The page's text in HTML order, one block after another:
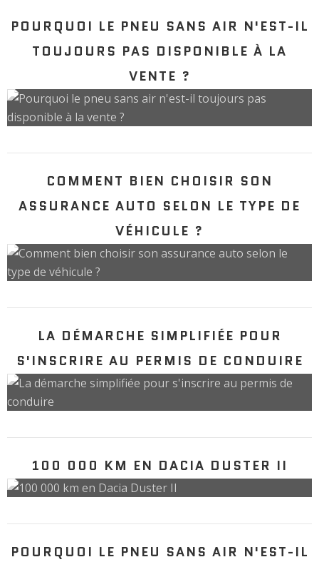
POURQUOI LE PNEU SANS AIR N'EST-IL
TOUJOURS PAS DISPONIBLE À LA
VENTE ?
COMMENT BIEN CHOISIR SON
ASSURANCE AUTO SELON LE TYPE DE
VÉHICULE ?
LA DÉMARCHE SIMPLIFIÉE POUR
S'INSCRIRE AU PERMIS DE CONDUIRE
100 000 KM EN DACIA DUSTER II
POURQUOI LE PNEU SANS AIR N'EST-IL